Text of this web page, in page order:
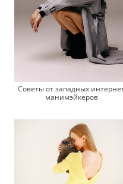
Советы от западных
манимэйкеров